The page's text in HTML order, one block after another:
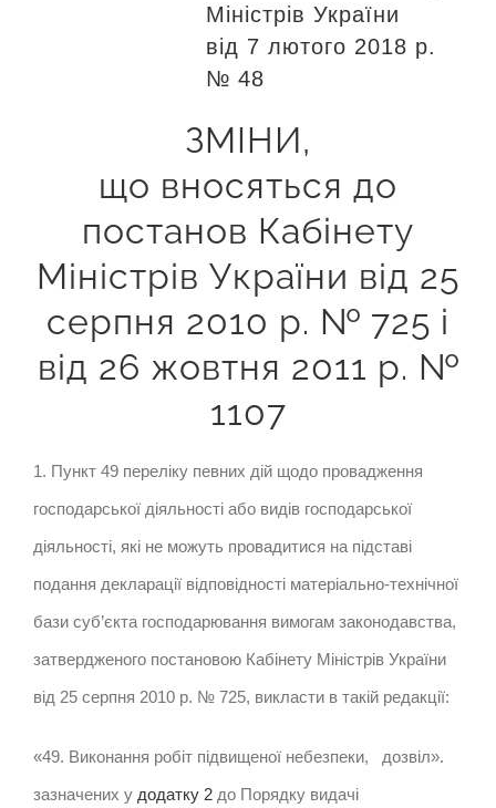
Міністрів України
від 7 лютого 2018 р.
№ 48
ЗМІНИ,
що вносяться до
постанов Кабінету
Міністрів України від 25
серпня 2010 р. № 725 і
від 26 жовтня 2011 р. №
1107
1. Пункт 49 переліку певних дій щодо провадження
господарської діяльності або видів господарської
діяльності, які не можуть провадитися на підставі
подання декларації відповідності матеріально-технічної
бази суб’єкта господарювання вимогам законодавства,
затвердженого постановою Кабінету Міністрів України
від 25 серпня 2010 р. № 725, викласти в такій редакції:
«49. Виконання робіт підвищеної небезпеки,
зазначених у додатку 2 до Порядку видачі
дозвіл».